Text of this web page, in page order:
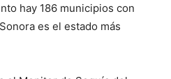
hay 186 municipios con
es el estado más